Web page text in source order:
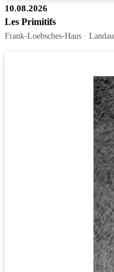
10.08.2026
Les Primitifs
Frank-Loebsches-Haus · Landau